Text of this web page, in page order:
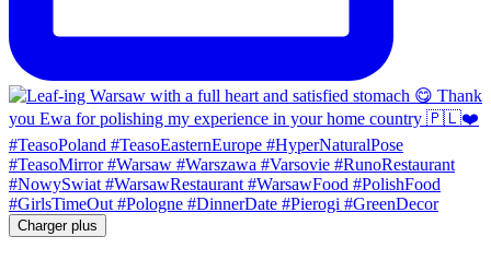
Charger plus